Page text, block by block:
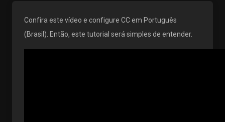
Confira este vídeo e configure CC em Português
(Brasil). Então, este tutorial será simples de entender.